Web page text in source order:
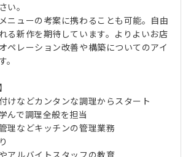
い。
ニューの考案に携わることも可能。自由
る新作を期待しています。よりよいお店
ペレーション改善や構築についてのアイ
。
けなどカンタンな調理からスタート
んで調理全般を担当
理などキッチンの管理業務